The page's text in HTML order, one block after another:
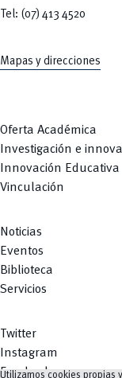
Tel: (07) 413 4520
Mapas y direcciones
Oferta Académica
Investigación e
Innovación Educativa
Vinculación
Noticias
Eventos
Biblioteca
Servicios
Twitter
Instagram
Facebook
Utilizamos cookies propias